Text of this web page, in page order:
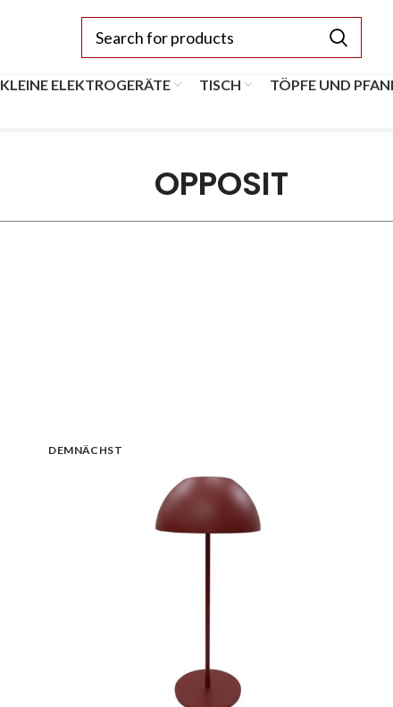
KLEINE ELEKTROGERÄTE TISCH TÖPFE UND
OPPOSIT
DEMNÄCHST